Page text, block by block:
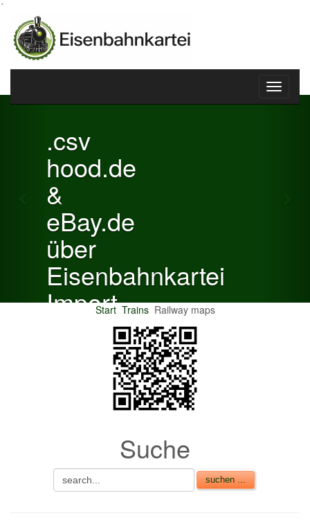
´
Toggle
.csv
hood.de
&
eBay.de
über
Eisenbahnkartei
Import
Verkaufsbetrag an
Gebühren je Inserat
CSV Import
Previous
Start Trains Railway maps
Suche